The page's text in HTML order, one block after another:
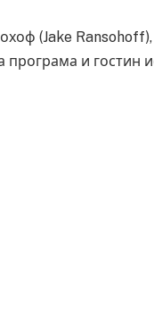
(Jake
програма и гостин